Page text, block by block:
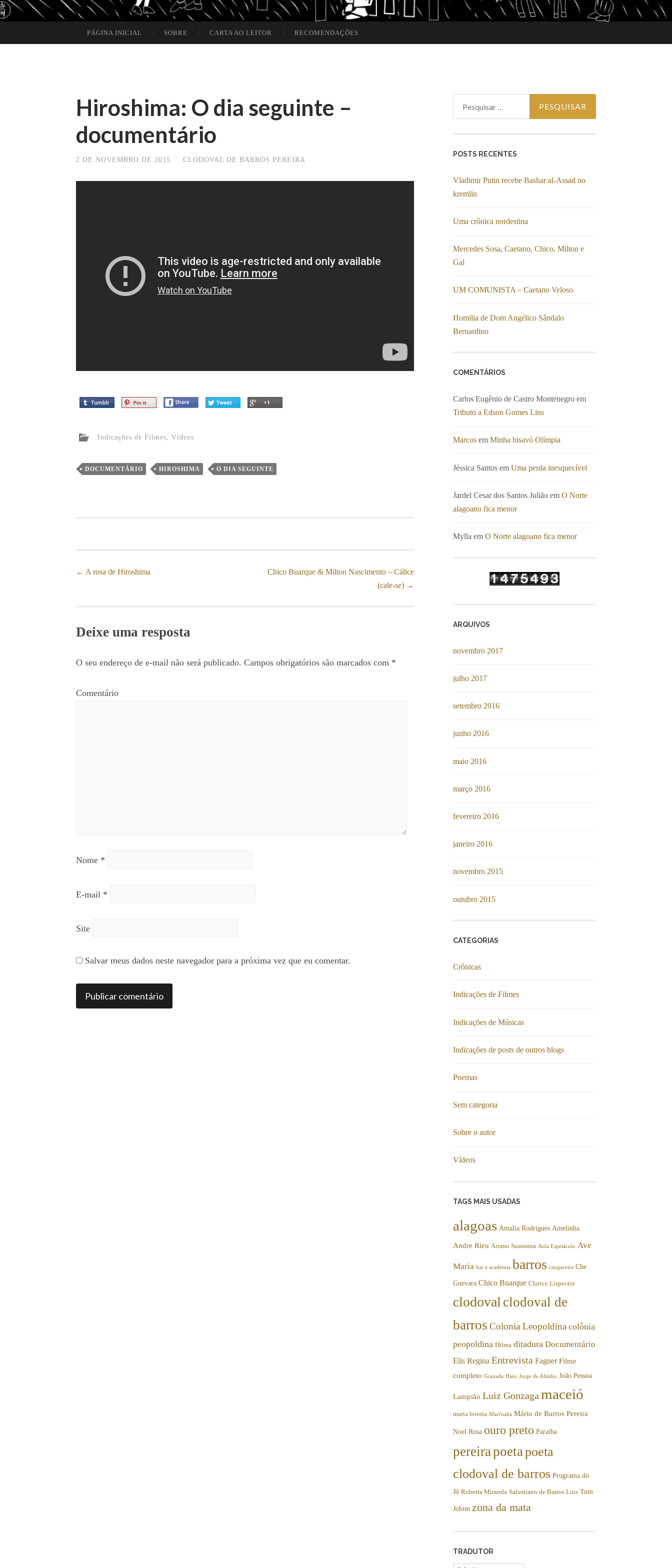
PÁGINA INICIAL SOBRE CARTA AO LEITOR RECOMENDAÇÕES
Hiroshima: O dia seguinte –
documentário
2 DE NOVEMBRO DE 2015 / CLODOVAL DE BARROS PEREIRA
Indicações de Filmes, Vídeos
DOCUMENTÁRIO HIROSHIMA O DIA SEGUINTE
← A rosa de Hiroshima
Chico Buarque & Milton Nascimento – Cálice
(cale-se) →
Deixe uma resposta
O seu endereço de e-mail não será publicado. Campos obrigatórios são marcados com *
Comentário
Nome *
E-mail *
Site
Salvar meus dados neste navegador para a próxima vez que eu comentar.
POSTS RECENTES
Vladimir Putin recebe Bashar al-Assad no
kremlin
Uma crônica nordestina
Mercedes Sosa, Caetano, Chico, Milton e
Gal
UM COMUNISTA – Caetano Veloso
Homilia de Dom Angélico Sândalo
Bernardino
COMENTÁRIOS
Carlos Eugênio de Castro Montenegro em
Tributo a Edson Gomes Lins
Marcos em Minha bisavó Olímpia
Jéssica Santos em Uma perda inesquecível
Jardel Cesar dos Santos Julião em O Norte
alagoano fica menor
Mylla em O Norte alagoano fica menor
ARQUIVOS
novembro 2017
julho 2017
setembro 2016
junho 2016
maio 2016
março 2016
fevereiro 2016
janeiro 2016
novembro 2015
outubro 2015
CATEGORIAS
Crônicas
Indicações de Filmes
Indicações de Músicas
Indicações de posts de outros blogs
Poemas
Sem categoria
Sobre o autor
Vídeos
TAGS MAIS USADAS
alagoas Amalia Rodrigues Amelinha
Andre Rieu Ariano Suassuna Aula Espetáculo Ave
Maria bar e academia barros cangaceira Che
Guevara Chico Buarque Clarice Lispector
clodoval clodoval de
barros Colonia Leopoldina colônia
peopoldina Dilma ditadura Documentário
Elis Regina Entrevista Fagner Filme
completo Granada Hino Jorge de Altinho João Pessoa
Lampião Luiz Gonzaga maceió
maria bonita Mart'nalia Mário de Barros Pereira
Noel Rosa ouro preto Paraíba
pereira poeta poeta
clodoval de barros Programa do
Jô Roberta Miranda Salustiano de Barros Lins Tom
Jobim zona da mata
TRADUTOR